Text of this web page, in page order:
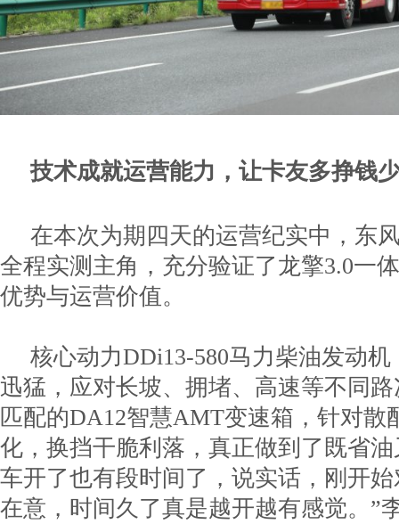
技术成就运营能力，让卡友多挣钱
在本次为期四天的运营纪实中，东
全程实测主角，充分验证了龙擎3.0一
优势与运营价值。
核心动力DDi13-580马力柴油发动
迅猛，应对长坡、拥堵、高速等不同
匹配的DA12智慧AMT变速箱，针对散
化，换挡干脆利落，真正做到了既省
车开了也有段时间了，说实话，刚开
在意，时间久了真是越开越有感觉。”